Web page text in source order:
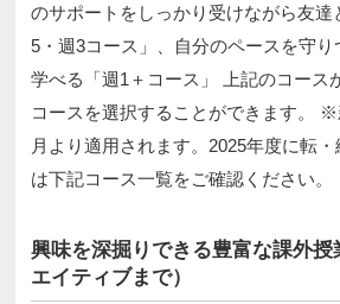
のサポートをしっかり受けながら友達
5・週3コース」、自分のペースを守り
学べる「週1＋コース」 上記のコース
コースを選択することができます。
月より適用されます。2025年度に転
は下記コース一覧をご確認ください。
興味を深掘りできる豊富な課外授
エイティブまで）